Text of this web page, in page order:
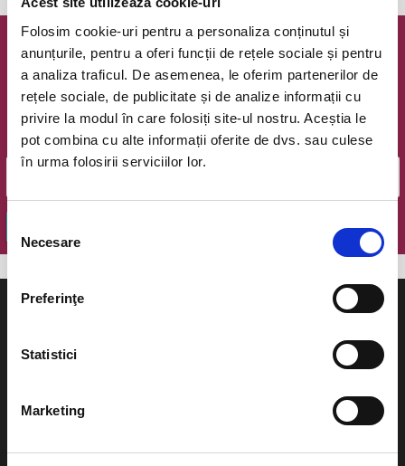
Folosim cookie-uri pentru a personaliza conținutul și
anunțurile, pentru a oferi funcții de rețele sociale și pentru
a analiza traficul. De asemenea, le oferim partenerilor de
rețele sociale, de publicitate și de analize informații cu
privire la modul în care folosiți site-ul nostru. Aceștia le
pot combina cu alte informații oferite de dvs. sau culese
în urma folosirii serviciilor lor.
consimțământului
Necesare
Preferinţe
Statistici
Marketing
Newsletter @ Bilete.ro
Oferte exclusive si o editie saptamanala cu cele mai noi
evenimente.
Email
Concerte si